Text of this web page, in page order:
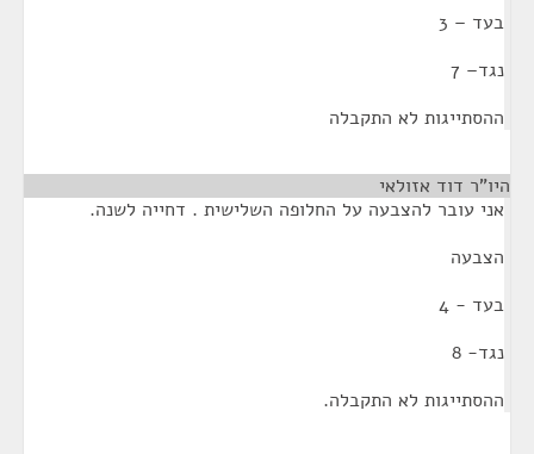
בעד – 3
נגד– 7
ההסתייגות לא התקבלה
היו"ר דוד אזולאי
אני עובר להצבעה על החלופה השלישית . דחייה לשנה.
הצבעה
בעד - 4
נגד- 8
ההסתייגות לא התקבלה.